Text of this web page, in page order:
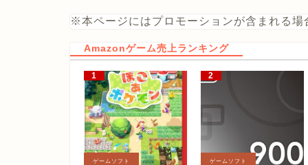
※本ページにはプロモーションが含まれる場
Amazonゲーム売上ランキング
ゲームソフト ゲームソフト